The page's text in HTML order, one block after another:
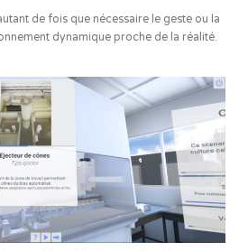
de fois que nécessaire le geste ou la
dynamique proche de la réalité.